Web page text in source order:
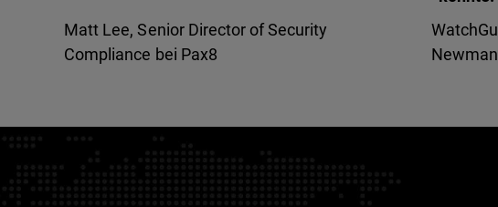
Matt Lee, Senior Director of Security
Compliance bei Pax8